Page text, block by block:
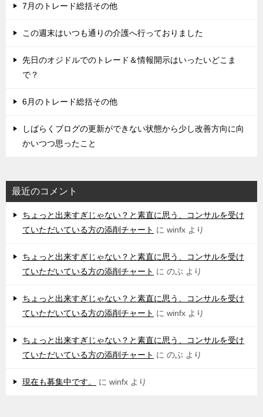
7月のトレード総括その他
この週末はいつも通りの介護へ行っておりました
先日のオジドルでのトレード＆情報開示はいったいどこま
で？
6月のトレード総括その他
しばらくブログの更新ができない状態から少し改善方向に向
かいつつ思ったこと
最近のコメント
ちょっと出来すぎじゃない？と素直に思う、コンサルを受け
ていただいている方の添削チャート に winfx より
ちょっと出来すぎじゃない？と素直に思う、コンサルを受け
ていただいている方の添削チャート に のぶ より
ちょっと出来すぎじゃない？と素直に思う、コンサルを受け
ていただいている方の添削チャート に winfx より
ちょっと出来すぎじゃない？と素直に思う、コンサルを受け
ていただいている方の添削チャート に のぶ より
現在も募集中です。 に winfx より